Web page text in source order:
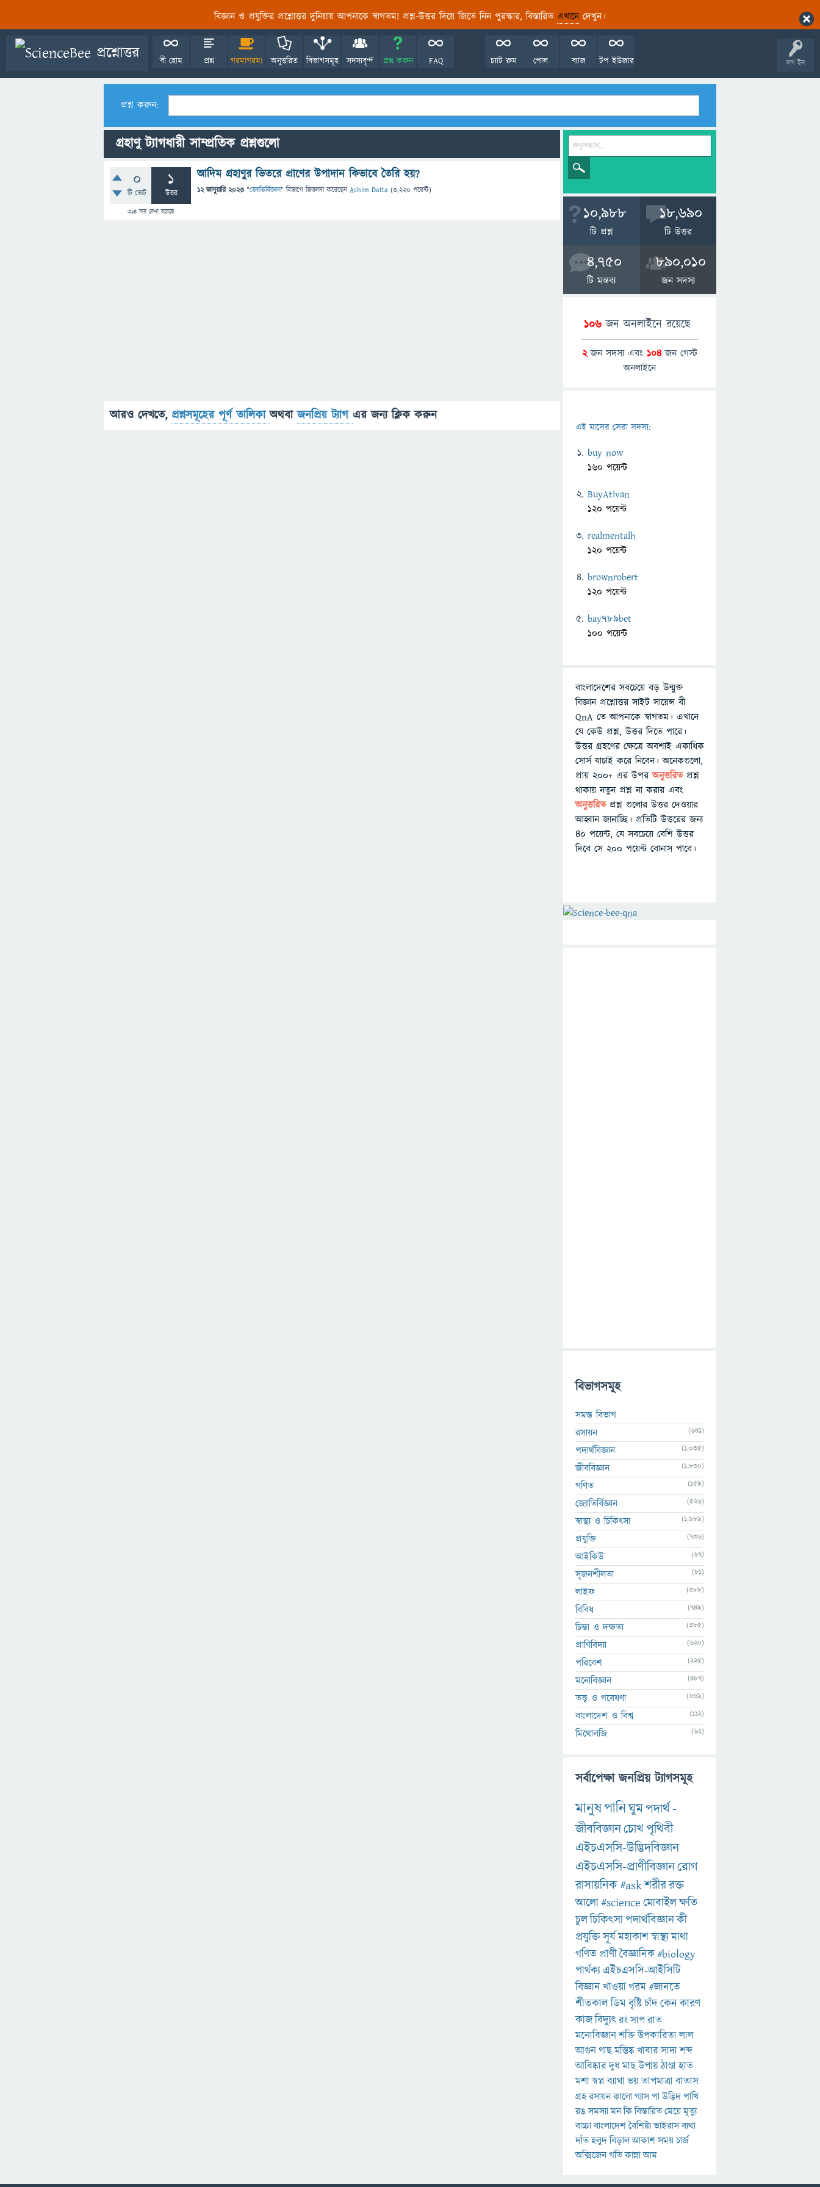
বিজ্ঞান ও প্রযুক্তির প্রশ্নোত্তর দুনিয়ায় আপনাকে স্বাগতম! প্রশ্ন-উত্তর দিয়ে জিতে নিন পুরস্কার, বিস্তারিত এখানেদেখুন।
লগ ইন
বী হোম প্রশ্ন গরমাগরম! অনুত্তরিত বিভাগসমূহ সদস্যবৃন্দ প্রশ্ন করুন FAQ টপ ইউজার
ব্যাজ
পোল
চ্যাট রুম
প্রশ্ন করুন:
গ্রহাণু ট্যাগধারী সাম্প্রতিক প্রশ্নগুলো
0
টি ভোট
1
উত্তর
314বার দেখা হয়েছে
আদিম গ্ৰহাণুর ভিতরে প্রাণের উপাদান কিভাবে তৈরি হয়?
12 জানুয়ারি 2023 "জ্যোতির্বিজ্ঞান" বিভাগে জিজ্ঞাসাকরেছেনAshim Datta (3,220 পয়েন্ট)
আরও দেখতে, প্রশ্নসমূহের পূর্ণ তালিকাঅথবাজনপ্রিয় ট্যাগ এর জন্য ক্লিক করুন
10,988
টি প্রশ্ন
18,690
টি উত্তর
4,750
টি মন্তব্য
890,010
জন সদস্য
106 জন অনলাইনে রয়েছে
2জন সদস্য এবং 104 জন গেস্ট
অনলাইনে
এই মাসের সেরা সদস্য:
buy now
160 পয়েন্ট
BuyAtivan
120 পয়েন্ট
realmentalh
120 পয়েন্ট
brownrobert
120 পয়েন্ট
bay789bet
100 পয়েন্ট
বাংলাদেশের সবচেয়ে বড় উন্মুক্ত
বিজ্ঞান প্রশ্নোত্তর সাইট সায়েন্স বী
QnA তে আপনাকে স্বাগতম। এখানে
যে কেউ প্রশ্ন, উত্তর দিতে পারে।
উত্তর গ্রহণের ক্ষেত্রে অবশ্যই একাধিক
সোর্স যাচাই করে নিবেন। অনেকগুলো,
প্রায় ২০০+ এর উপরঅনুত্তরিতপ্রশ্ন
থাকায় নতুন প্রশ্ন না করার এবং
অনুত্তরিত প্রশ্ন গুলোর উত্তর দেওয়ার
আহ্বান জানাচ্ছি। প্রতিটি উত্তরের জন্য
৪০ পয়েন্ট, যে সবচেয়ে বেশি উত্তর
দিবে সে ২০০ পয়েন্ট বোনাস পাবে।
বিভাগসমূহ
সমস্ত বিভাগ
রসায়ন
(641)
পদার্থবিজ্ঞান (1,035)
জীববিজ্ঞান (1,830)
গণিত (159)
জ্যোতির্বিজ্ঞান (526)
স্বাস্থ্য ও চিকিৎসা (1,989)
প্রযুক্তি (736)
আইকিউ (67)
সৃজনশীলতা (81)
লাইফ (388)
বিবিধ (749)
চিন্তা ও দক্ষতা (385)
প্রাণিবিদ্যা (620)
পরিবেশ (225)
মনোবিজ্ঞান (487)
তত্ত্ব ও গবেষণা (669)
বাংলাদেশ ও বিশ্ব (112)
মিথোলজি (62)
সর্বাপেক্ষা জনপ্রিয় ট্যাগসমূহ
মানুষপানিঘুমপদার্থ-
জীববিজ্ঞানচোখপৃথিবী
এইচএসসি-উদ্ভিদবিজ্ঞান
এইচএসসি-প্রাণীবিজ্ঞানরোগ
রাসায়নিক#askশরীররক্ত
আলো#scienceমোবাইলক্ষতি
চুলচিকিৎসাপদার্থবিজ্ঞানকী
প্রযুক্তিসূর্যমহাকাশস্বাস্থ্যমাথা
গণিত প্রাণীবৈজ্ঞানিক#biology
পার্থক্য এইচএসসি-আইসিটি
বিজ্ঞানখাওয়াগরম#জানতে
শীতকালডিমবৃষ্টিচাঁদকেনকারণ
কাজবিদ্যুৎরংসাপরাত
মনোবিজ্ঞানশক্তিউপকারিতালাল
আগুনগাছমস্তিষ্কখাবারসাদাশব্দ
আবিষ্কারদুধমাছউপায়ঠাণ্ডাহাত
মশাস্বপ্নব্যাথাভয়তাপমাত্রাবাতাস
গ্রহরসায়নকালোগ্যাসপাউদ্ভিদপাখি
রঙসমস্যামনকিবিস্তারিতমেয়েমৃত্যু
বাচ্চাবাংলাদেশবৈশিষ্ট্যভাইরাসব্যথা
দাঁতহলুদবিড়ালআকাশসময়চার্জ
অক্সিজেনগতিকান্নাআম